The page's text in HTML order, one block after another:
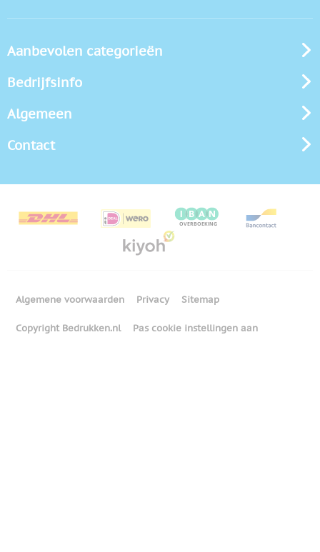
Aanbevolen categorieën
Bedrijfsinfo
Algemeen
Contact
Algemene voorwaarden Privacy Sitemap
Copyright Bedrukken.nl Pas cookie instellingen aan